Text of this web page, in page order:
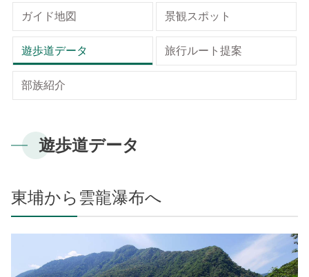
水里ビジターセンター
塔塔加ビジターセンター
梅山ビジターセンター
排雲登山ビジターセンター
高山での救急
南横三山及び関山ルート
南二段ルート
新康横断ルート
オンライン入園申請
地質
水文
気候
動物
布農族
八通関古道
玉山写真
旅行パンフレット
玉山国家公園
玉山国家公園について
私達のビジョン
よくある質問
語言Language
中文
Bahasa Melayu
Taglog
サイトマップ
ガイド地図 景観スポット
遊歩道データ 旅行ルート提案
部族紹介
遊歩道データ
東埔から雲龍瀑布へ